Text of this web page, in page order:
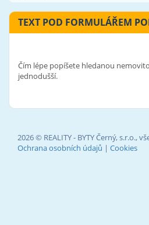
TEXT POD FORMULÁŘEM
Čím lépe popíšete hledanou
jednodušší.
2026 © REALITY - BYTY Černý, s.r.o.,
Ochrana osobních údajů | Cookies